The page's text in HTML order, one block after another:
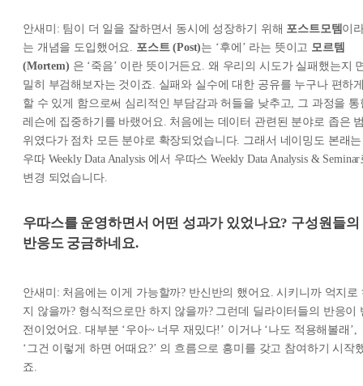
안새미: 팀이 더 일을 잘하면서 동시에 성장하기 위해 포스트모템 이
는 개념을 도입했어요. 포스트 (Post)는 ‘후에’ 라는 뜻이고 모르템
(Mortem) 은 ‘죽음’ 이란 뜻이거든요. 왜 우리의 시도가 실패했는지
밀히 부검해보자는 것이죠. 실패와 실수에 대한 공유를 누구나 편하
할 수 있게 함으로써 심리적인 부담감과 허들을 낮추고, 그 과정을 통
레슨에 집중하기를 바랬어요. 처음에는 데이터 관련된 분야로 좁은
위였다가 점차 모든 분야로 확장되었습니다. 그래서 네이밍도 본래는
우따 Weekly Data Analysis 에서 우따스 Weekly Data Analysis & Seminar
변경 되었습니다.
우따스를 운영하면서 어떤 성과가 있었나요? 구성원들의
반응도 궁금하네요.
안새미: 처음에는 이게 가능할까? 반신반의 했어요. 시키니까 억지로
지 않을까? 형식적으로만 하지 않을까? 그런데 딜라이터들의 반응이
전이었어요. 대부분 ‘우아~ 너무 재밌다!’ 이거나 ‘나도 적용해볼래’,
‘그건 이렇게 하면 어때요?’ 의 흐름으로 흥미를 갖고 참여하기 시작
죠.